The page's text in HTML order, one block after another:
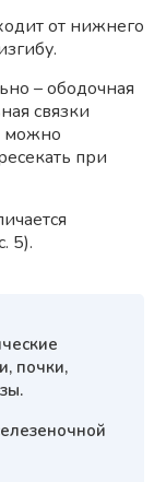
от нижнего
– ободочная
связки
можно
при
5).
почки,